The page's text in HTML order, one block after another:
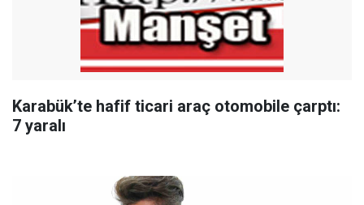
Karabük’te hafif ticari araç otomobile çarptı:
7 yaralı